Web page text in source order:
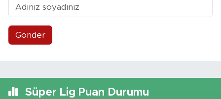
Gönder
Süper Lig Puan Durumu